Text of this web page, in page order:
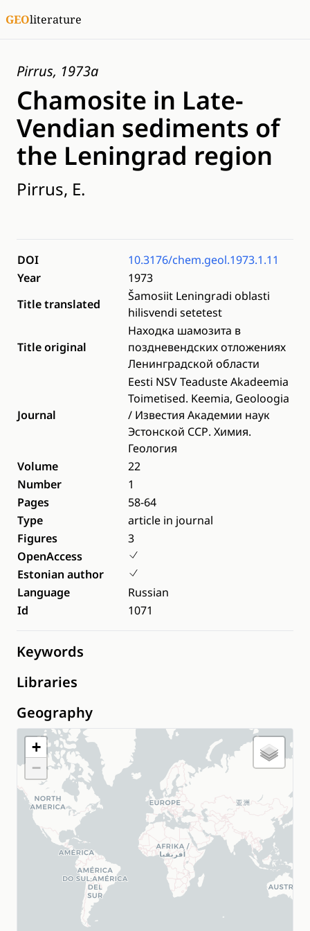
GEOliterature
Pirrus, 1973a
Chamosite in Late-
Vendian sediments of
the Leningrad region
Pirrus, E.
DOI
10.3176/chem.geol.1973.1.11
Year
1973
Title translated
Šamosiit Leningradi oblasti
hilisvendi setetest
Title original
Находка шамозита в
поздневендских отложениях
Ленинградской области
Journal
Eesti NSV Teaduste Akadeemia
Toimetised. Keemia, Geoloogia
/ Известия Академии наук
Эстонской ССР. Химия.
Геология
Volume
22
Number
1
Pages
58-64
Type
article in journal
Figures
3
OpenAccess
Estonian author
Language
Russian
Id
1071
Keywords
Libraries
Geography
+
−